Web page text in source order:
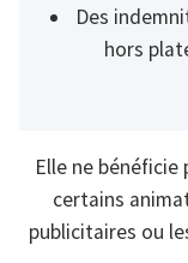
Des
hors
Elle ne
certains
publicitaires ou